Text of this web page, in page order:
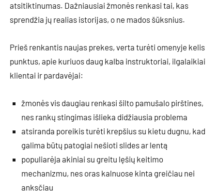
atsitiktinumas. Dažniausiai žmonės renkasi tai, kas
sprendžia jų realias istorijas, o ne mados šūksnius.
Prieš renkantis naujas prekes, verta turėti omenyje kelis
punktus, apie kuriuos daug kalba instruktoriai, ilgalaikiai
klientai ir pardavėjai:
žmonės vis daugiau renkasi šilto pamušalo pirštines,
nes rankų stingimas išlieka didžiausia problema
atsiranda poreikis turėti krepšius su kietu dugnu, kad
galima būtų patogiai nešioti slides ar lentą
populiarėja akiniai su greitu lęšių keitimo
mechanizmu, nes oras kalnuose kinta greičiau nei
anksčiau